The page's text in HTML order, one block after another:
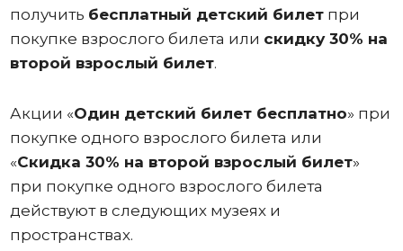
получить бесплатный детский билетпри
покупке взрослого билета или скидку 30% на
второй взрослый билет.
Акции «Один детский билет бесплатно» при
покупке одного взрослого билета или
«Скидка 30% на второй взрослый билет»
при покупке одного взрослого билета
действуют в следующих музеях и
пространствах.